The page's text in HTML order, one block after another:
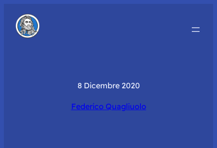
8 Dicembre 2020
Federico Quagliuolo